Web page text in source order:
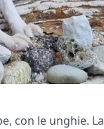
con le unghie. La